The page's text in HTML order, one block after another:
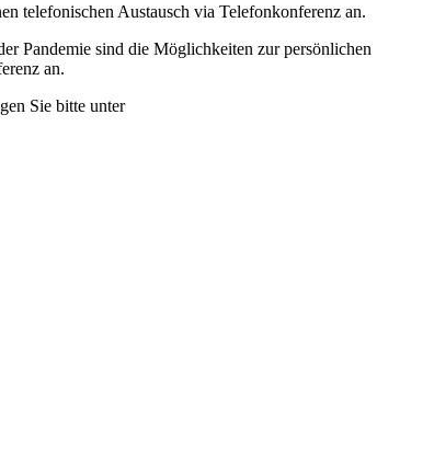
telefonischen Austausch via Telefonkonferenz an.
Pandemie sind die Möglichkeiten zur persönlichen
an.
Sie bitte unter